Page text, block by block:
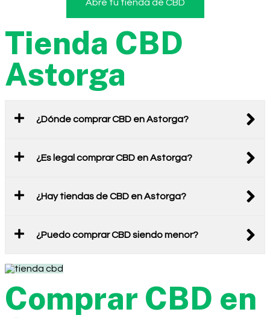
Abre tu tienda de CBD
Tienda CBD
Astorga
¿Dónde comprar CBD en Astorga?
¿Es legal comprar CBD en Astorga?
¿Hay tiendas de CBD en Astorga?
¿Puedo comprar CBD siendo menor?
Comprar CBD en